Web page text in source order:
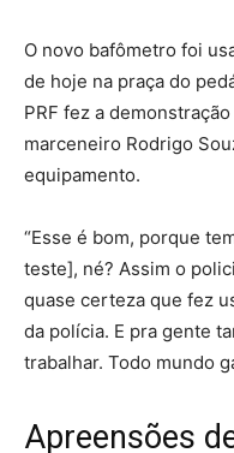
O novo bafômetro foi
de hoje na praça do
PRF fez a
marceneiro Rodrigo
equipamento.
“Esse é bom, porque
teste], né? Assim o
quase certeza que fez
da polícia. E pra gente
trabalhar. Todo mundo
Apreensões